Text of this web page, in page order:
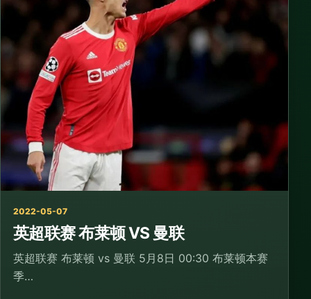
2022-05-07
英超联赛 布莱顿 VS 曼联
英超联赛 布莱顿 vs 曼联 5月8日 00:30 布莱顿本赛
季…